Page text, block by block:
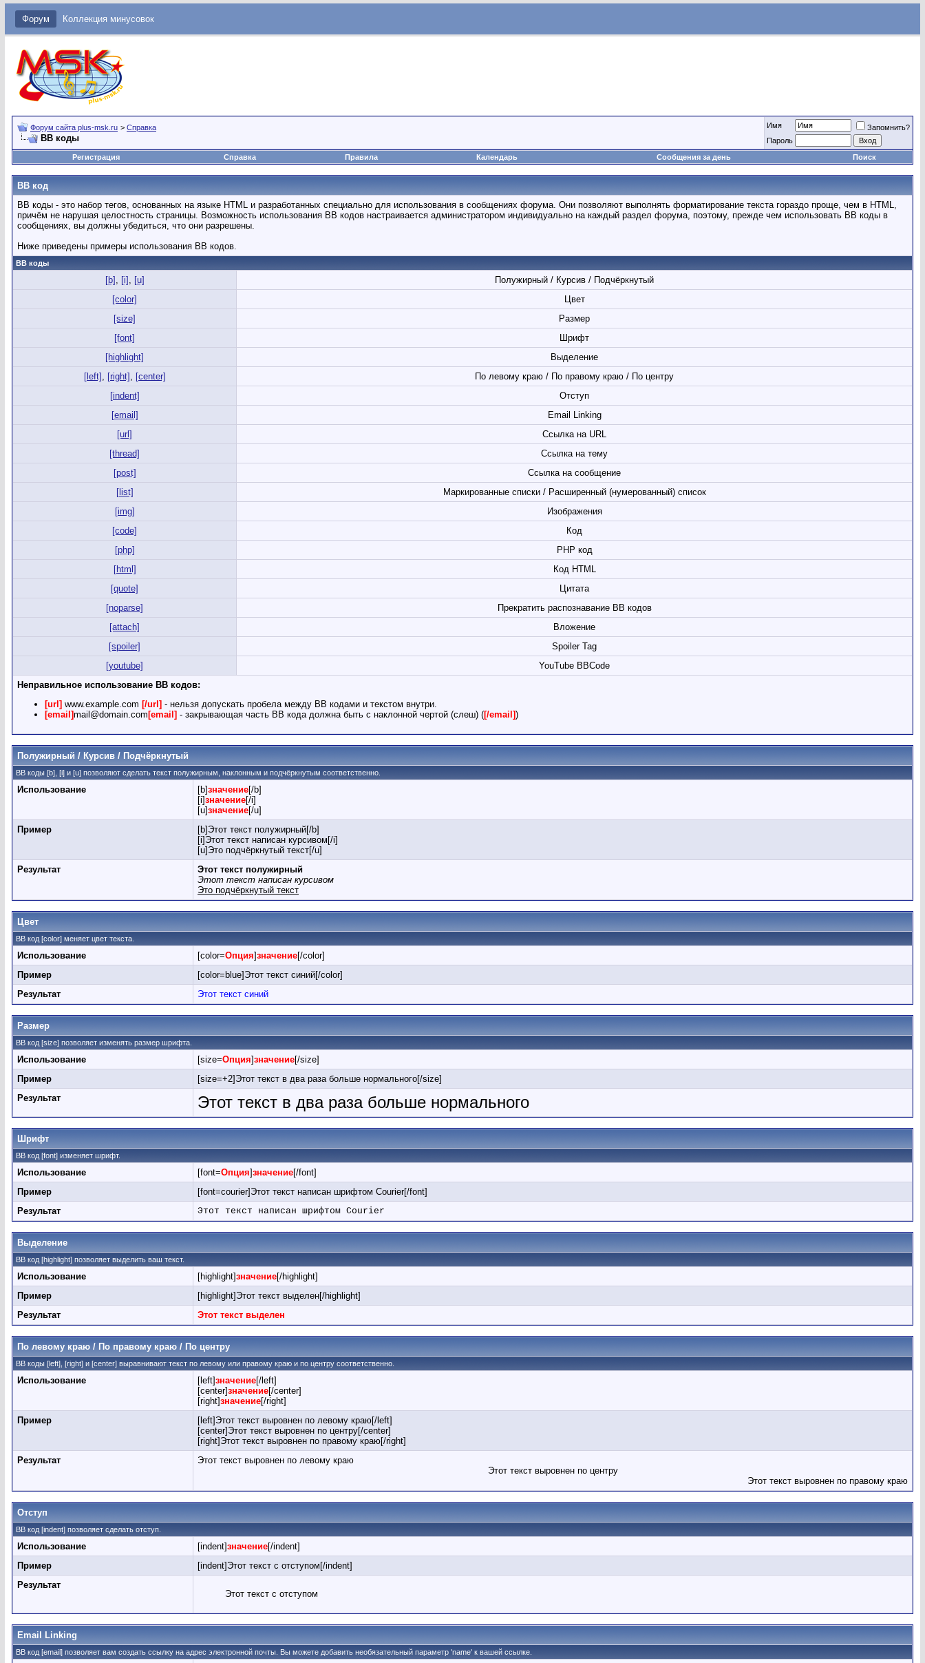
Форум Коллекция минусовок
Форум сайта plus-msk.ru > Справка
BB коды
Имя
Запомнить?
Пароль
Регистрация
Справка Правила Календарь Сообщения за день Поиск
BB код
BB коды - это набор тегов, основанных на языке HTML и разработанных специально для использования в сообщениях форума. Они позволяют выполнять форматирование текста гораздо проще, чем в HTML,
причём не нарушая целостность страницы. Возможность использования BB кодов настраивается администратором индивидуально на каждый раздел форума, поэтому, прежде чем использовать BB коды в
сообщениях, вы должны убедиться, что они разрешены.
Ниже приведены примеры использования BB кодов.
BB коды
[b] , [i] , [u]
Полужирный / Курсив / Подчёркнутый
[color]
Цвет
[size]
Размер
[font]
Шрифт
[highlight]
Выделение
[left] , [right] , [center]
По левому краю / По правому краю / По центру
[indent]
Отступ
[email]
Email Linking
[url]
Ссылка на URL
[thread]
Ссылка на тему
[post]
Ссылка на сообщение
[list]
Маркированные списки / Расширенный (нумерованный) список
[img]
Изображения
[code]
Код
[php]
PHP код
[html]
Код HTML
[quote]
Цитата
[noparse]
Прекратить распознавание BB кодов
[attach]
Вложение
[spoiler]
Spoiler Tag
[youtube]
YouTube BBCode
Неправильное использование BB кодов:
[url] www.example.com [/url] - нельзя допускать пробела между BB кодами и текстом внутри.
[email]mail@domain.com [email] - закрывающая часть BB кода должна быть с наклонной чертой (слеш) ([/email])
Полужирный / Курсив / Подчёркнутый
BB коды [b], [i] и [u] позволяют сделать текст полужирным, наклонным и подчёркнутым соответственно.
Использование [b]значение[/b]
[i]значение[/i]
[u]значение[/u]
Пример
[b]Этот текст полужирный[/b]
[i]Этот текст написан курсивом[/i]
[u]Это подчёркнутый текст[/u]
Результат
Этот текст полужирный
Этот текст написан курсивом
Это подчёркнутый текст
Цвет
BB код [color] меняет цвет текста.
Использование [color=Опция]значение[/color]
Пример
[color=blue]Этот текст синий[/color]
Результат
Этот текст синий
Размер
BB код [size] позволяет изменять размер шрифта.
Использование [size=Опция]значение[/size]
Пример
[size=+2]Этот текст в два раза больше нормального[/size]
Результат
Этот текст в два раза больше нормального
Шрифт
BB код [font] изменяет шрифт.
Использование [font=Опция]значение[/font]
Пример
[font=courier]Этот текст написан шрифтом Courier[/font]
Результат
Этот текст написан шрифтом Courier
Выделение
BB код [highlight] позволяет выделить ваш текст.
Использование [highlight]значение[/highlight]
Пример
[highlight]Этот текст выделен[/highlight]
Результат
Этот текст выделен
По левому краю / По правому краю / По центру
BB коды [left], [right] и [center] выравнивают текст по левому или правому краю и по центру соответственно.
Использование [left]значение[/left]
[center]значение[/center]
[right]значение[/right]
Пример
[left]Этот текст выровнен по левому краю[/left]
[center]Этот текст выровнен по центру[/center]
[right]Этот текст выровнен по правому краю[/right]
Результат
Этот текст выровнен по левому краю
Этот текст выровнен по центру
Этот текст выровнен по правому краю
Отступ
BB код [indent] позволяет сделать отступ.
Использование [indent]значение[/indent]
Пример
[indent]Этот текст с отступом[/indent]
Результат
Этот текст с отступом
Email Linking
BB код [email] позволяет вам создать ссылку на адрес электронной почты. Вы можете добавить необязательный параметр 'name' к вашей ссылке.